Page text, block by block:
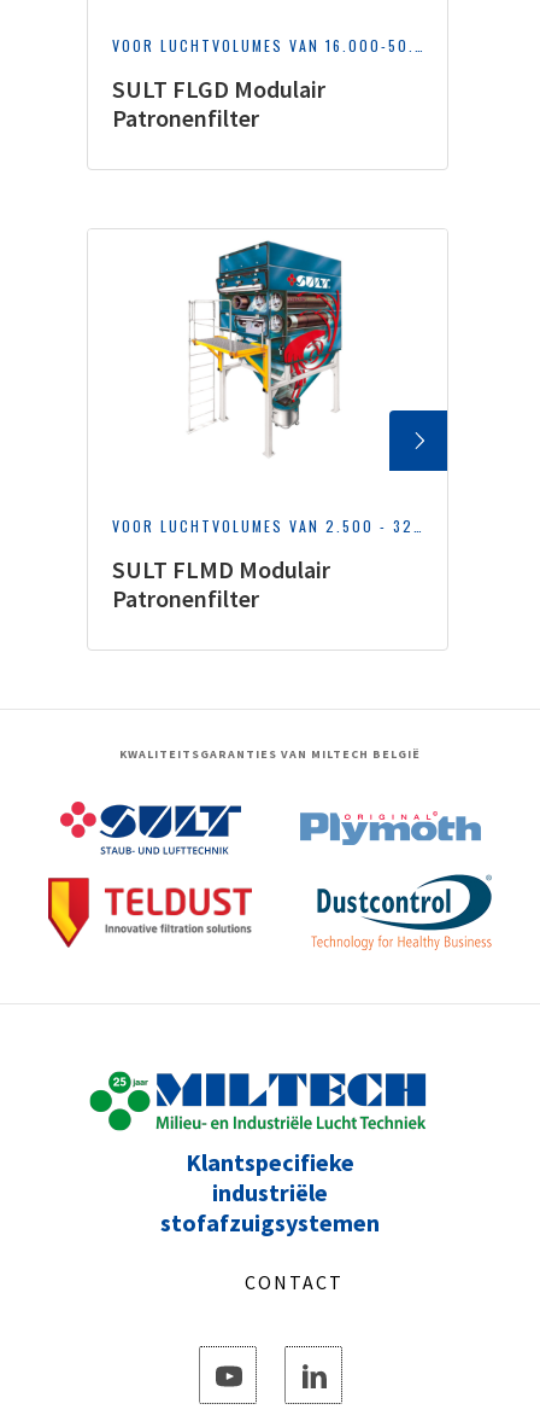
SULT FLGD Modulair
Patronenfilter
SULT FLMD Modulair
Patronenfilter
KWALITEITSGARANTIES VAN MILTECH BELGIË
Klantspecifieke
industriële
stofafzuigsystemen
CONTACT